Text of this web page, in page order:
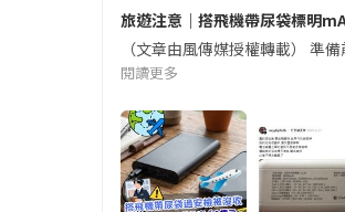
旅遊注意｜搭飛機帶尿袋標明
（文章由風傳媒授權轉載）
閱讀更多